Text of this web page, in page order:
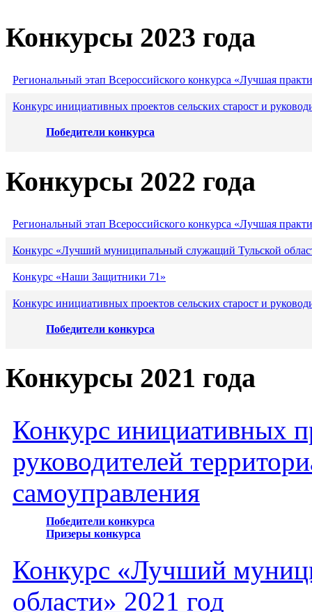
Конкурсы 2023 года
Региональный этап Всероссийского конкурса «Лучшая
Конкурс инициативных проектов сельских старост и
Победители конкурса
Конкурсы 2022 года
Региональный этап Всероссийского конкурса «Лучшая
Конкурс «Лучший муниципальный служащий Тульской
Конкурс «Наши Защитники 71»
Конкурс инициативных проектов сельских старост и
Победители конкурса
Конкурсы 2021 года
Конкурс инициативных
руководителей
самоуправления
Победители конкурса
Призеры конкурса
Конкурс «Лучший
области» 2021 год